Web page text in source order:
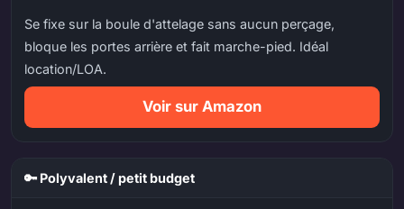
Se fixe sur la boule d'attelage sans aucun perçage,
bloque les portes arrière et fait marche-pied. Idéal
location/LOA.
Voir sur Amazon
🔑 Polyvalent / petit budget